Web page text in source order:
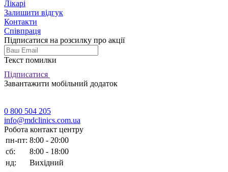
Лікарі
Залишити відгук
Контакти
Співпраця
Підписатися на розсилку про акції
Текст помилки
Підписатися
Завантажити мобільний додаток
0 800 504 205
info@mdclinics.com.ua
Робота контакт центру
пн-пт: 8:00 - 20:00
сб:
8:00 - 18:00
нд:
Вихідний